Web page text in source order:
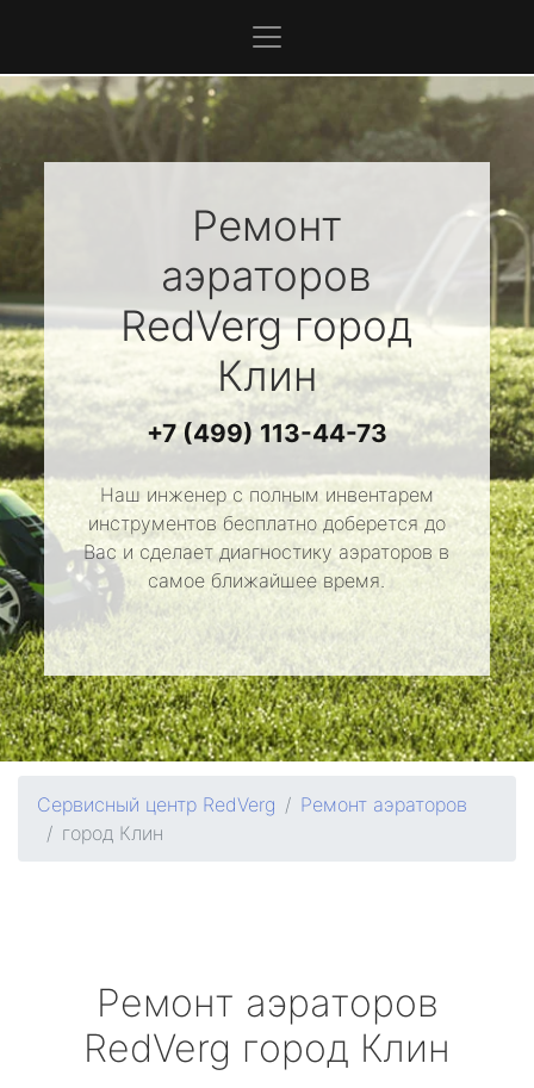
Ремонт
аэраторов
RedVergгород
Клин
+7 (499) 113-44-73
Наш инженер с полным инвентарем
инструментов бесплатно доберется до
Вас и сделает диагностику аэраторов в
самое ближайшее время.
Сервисный центр RedVerg
Ремонт аэраторов
город Клин
Ремонт аэраторов
RedVerg город Клин